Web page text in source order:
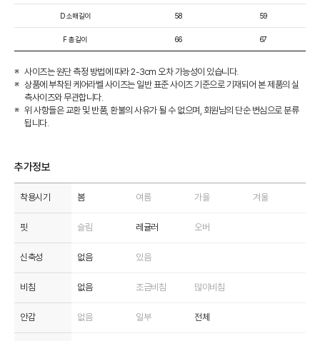
D 소매길이
F 총길이
58
66
59
67
사이즈는 원단 측정 방법에 따라 2-3cm 오차 가능성이 있습니다.
상품에 부착된 케어라벨 사이즈는 일반 표준 사이즈 기준으로 기재되어 본 제품의 실
측사이즈와 무관합니다.
위 사항들은 교환 및 반품, 환불의 사유가 될 수 없으며, 회원님의 단순 변심으로 분류
됩니다.
추가정보
착용시기 봄 여름 가을 겨울
핏 슬림 레귤러 오버
신축성 없음 있음
비침 없음 조금비침 많이비침
안감 없음 일부 전체